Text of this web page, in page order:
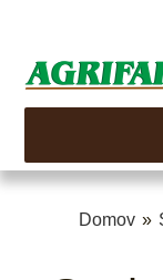
Domov »